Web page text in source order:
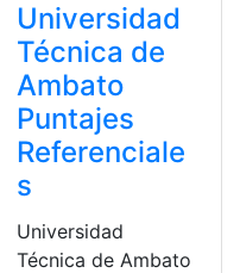
Universidad
Técnica de
Ambato
Puntajes
Referenciale
s
Universidad
Técnica de Ambato